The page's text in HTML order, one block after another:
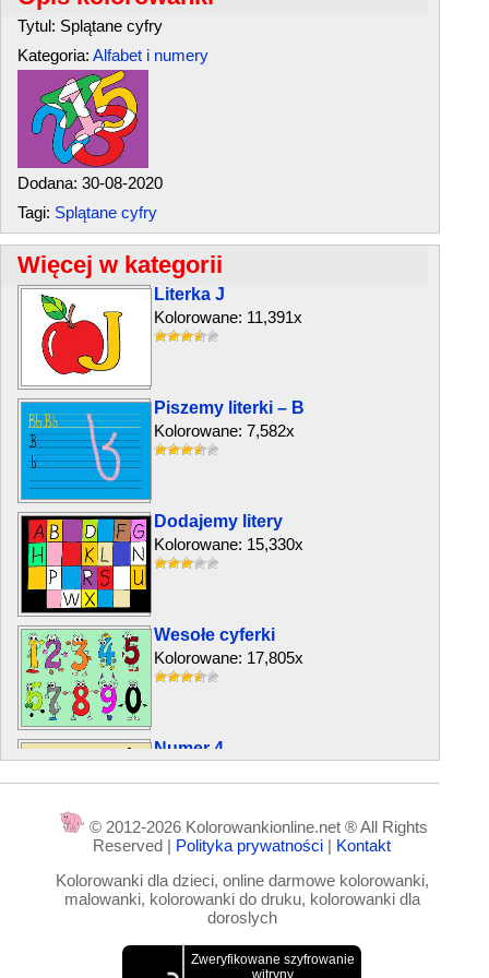
Tytul: Splątane cyfry
Kategoria: Alfabet i numery
Dodana: 30-08-2020
Tagi: Splątane cyfry
Więcej w kategorii
Literka J
Kolorowane: 11,391x
Piszemy literki – B
Kolorowane: 7,582x
Dodajemy litery
Kolorowane: 15,330x
Wesołe cyferki
Kolorowane: 17,805x
Numer 4
Kolorowane: 6,702x
© 2012-2026 Kolorowankionline.net ® All Rights
Reserved | Polityka prywatności | Kontakt
Kolorowanki dla dzieci, online darmowe kolorowanki,
malowanki, kolorowanki do druku, kolorowanki dla
doroslych